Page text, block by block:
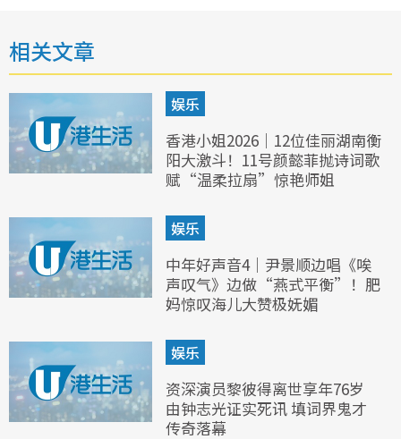
相关文章
娱乐
香港小姐2026｜12位佳丽湖南衡
阳大激斗！11号颜懿菲抛诗词歌
赋“温柔拉扇”惊艳师姐
娱乐
中年好声音4｜尹景顺边唱《唉
声叹气》边做“燕式平衡”！肥
妈惊叹海儿大赞极妩媚
娱乐
资深演员黎彼得离世享年76岁
由钟志光证实死讯 填词界鬼才
传奇落幕